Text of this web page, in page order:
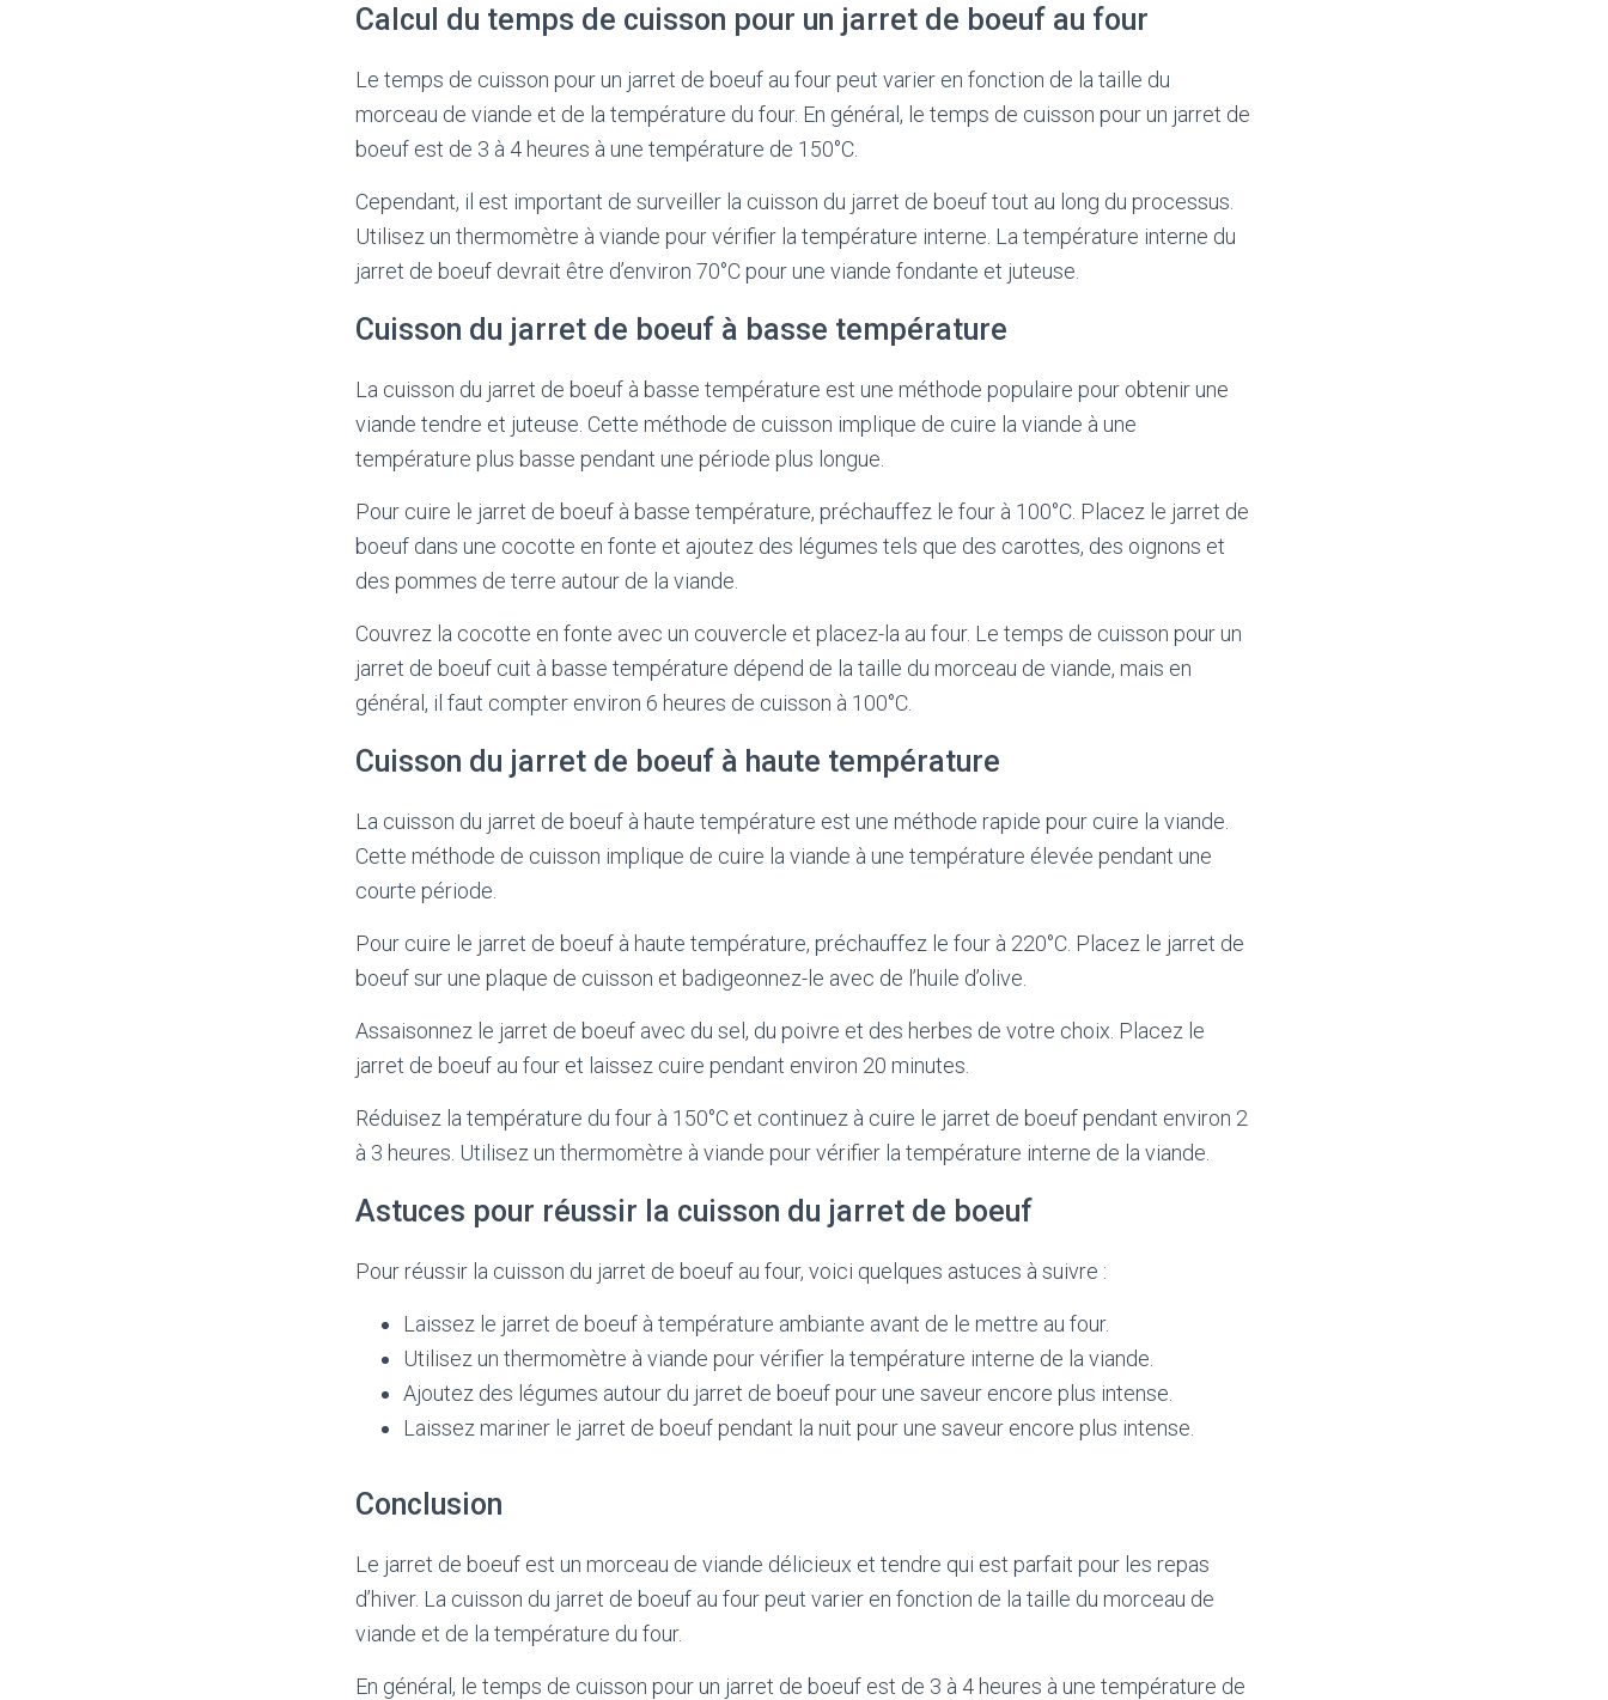
Calcul du temps de cuisson pour un jarret de boeuf au four
Le temps de cuisson pour un jarret de boeuf au four peut varier en fonction de la taille du
morceau de viande et de la température du four. En général, le temps de cuisson pour un jarret de
boeuf est de 3 à 4 heures à une température de 150°C.
Cependant, il est important de surveiller la cuisson du jarret de boeuf tout au long du processus.
Utilisez un thermomètre à viande pour vérifier la température interne. La température interne du
jarret de boeuf devrait être d’environ 70°C pour une viande fondante et juteuse.
Cuisson du jarret de boeuf à basse température
La cuisson du jarret de boeuf à basse température est une méthode populaire pour obtenir une
viande tendre et juteuse. Cette méthode de cuisson implique de cuire la viande à une
température plus basse pendant une période plus longue.
Pour cuire le jarret de boeuf à basse température, préchauffez le four à 100°C. Placez le jarret de
boeuf dans une cocotte en fonte et ajoutez des légumes tels que des carottes, des oignons et
des pommes de terre autour de la viande.
Couvrez la cocotte en fonte avec un couvercle et placez-la au four. Le temps de cuisson pour un
jarret de boeuf cuit à basse température dépend de la taille du morceau de viande, mais en
général, il faut compter environ 6 heures de cuisson à 100°C.
Cuisson du jarret de boeuf à haute température
La cuisson du jarret de boeuf à haute température est une méthode rapide pour cuire la viande.
Cette méthode de cuisson implique de cuire la viande à une température élevée pendant une
courte période.
Pour cuire le jarret de boeuf à haute température, préchauffez le four à 220°C. Placez le jarret de
boeuf sur une plaque de cuisson et badigeonnez-le avec de l’huile d’olive.
Assaisonnez le jarret de boeuf avec du sel, du poivre et des herbes de votre choix. Placez le
jarret de boeuf au four et laissez cuire pendant environ 20 minutes.
Réduisez la température du four à 150°C et continuez à cuire le jarret de boeuf pendant environ 2
à 3 heures. Utilisez un thermomètre à viande pour vérifier la température interne de la viande.
Astuces pour réussir la cuisson du jarret de boeuf
Pour réussir la cuisson du jarret de boeuf au four, voici quelques astuces à suivre :
Laissez le jarret de boeuf à température ambiante avant de le mettre au four.
Utilisez un thermomètre à viande pour vérifier la température interne de la viande.
Ajoutez des légumes autour du jarret de boeuf pour une saveur encore plus intense.
Laissez mariner le jarret de boeuf pendant la nuit pour une saveur encore plus intense.
Conclusion
Le jarret de boeuf est un morceau de viande délicieux et tendre qui est parfait pour les repas
d’hiver. La cuisson du jarret de boeuf au four peut varier en fonction de la taille du morceau de
viande et de la température du four.
En général, le temps de cuisson pour un jarret de boeuf est de 3 à 4 heures à une température de